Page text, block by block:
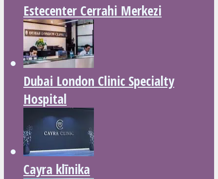
Estecenter Cerrahi Merkezi
Dubai London Clinic Specialty
Hospital
Cayra klīnika